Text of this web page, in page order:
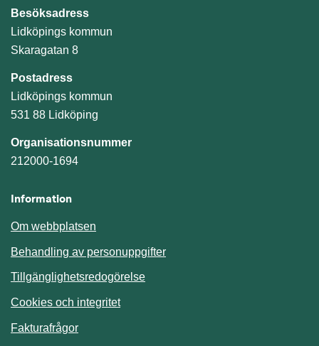
Besöksadress
Lidköpings kommun
Skaragatan 8
Postadress
Lidköpings kommun
531 88 Lidköping
Organisationsnummer
212000-1694
Information
Om webbplatsen
Behandling av personuppgifter
Tillgänglighetsredogörelse
Cookies och integritet
Fakturafrågor